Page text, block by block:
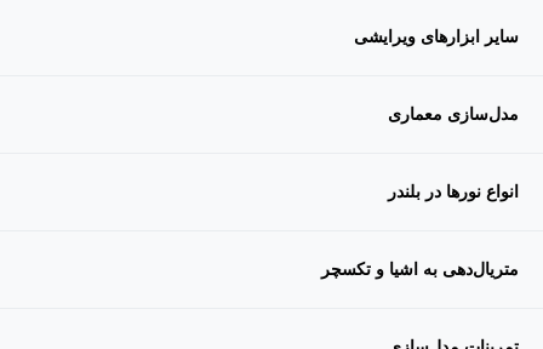
سایر ابزارهای ویرایشی
مدل‌سازی معماری
انواع نورها در بلندر
متریال‌دهی به اشیا و تکسچر